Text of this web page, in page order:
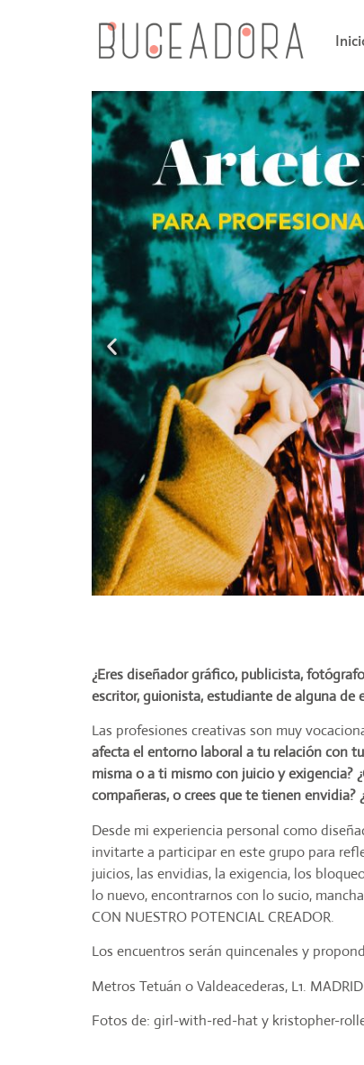
¿Eres diseñador gráfico, publicista,
escritor, guionista, estudiante de alguna de
Las profesiones creativas son muy
afecta el entorno laboral a tu relación con
misma o a ti mismo con juicio y exigencia?
compañeras, o crees que te tienen
Desde mi experiencia personal como
invitarte a participar en este grupo para
juicios, las envidias, la exigencia, los
lo nuevo, encontrarnos con lo sucio,
CON NUESTRO POTENCIAL CREADOR.
Los encuentros serán quincenales y
Metros Tetuán o Valdeacederas, L1. MADRID
Fotos de: girl-with-red-hat y kristopher-